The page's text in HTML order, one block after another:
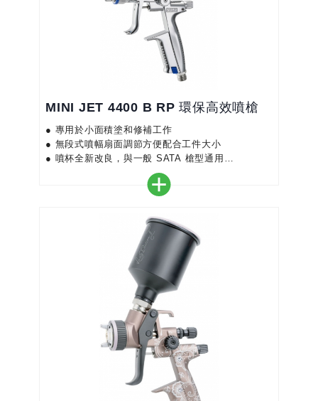
MINI JET 4400 B RP 環保高效噴槍
● 專用於小面積塗和修補工作
● 無段式噴幅扇面調節方便配合工件大小
● 噴杯全新改良，與一般 SATA 槍型通用
● 輕巧細小 - 即使較難接觸到的位置也可噴塗
● 自動緊壓槍針密封圈延長使用壽命及減少維護工作
金鍛造的槍體是經鍍鉻及加上